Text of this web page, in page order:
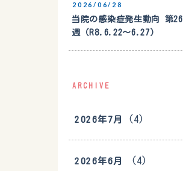
2026/06/28
当院の感染症発生動向 第26
週（R8.6.22〜6.27）
ARCHIVE
2026年7月 (4)
2026年6月 (4)